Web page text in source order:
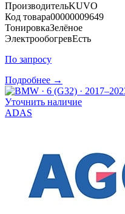
ПроизводительKUVO
Код товара00000009649
ТонировкаЗелёное
ЭлектрообогревЕсть
По запросу
Подробнее →
Уточнить наличие
ADAS